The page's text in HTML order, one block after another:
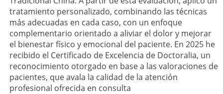
tratamiento personalizado, combinando las técnicas
más adecuadas en cada caso, con un enfoque
complementario orientado a aliviar el dolor y mejorar
el bienestar físico y emocional del paciente. En 2025 he
recibido el Certificado de Excelencia de Doctoralia, un
reconocimiento otorgado en base a las valoraciones de
pacientes, que avala la calidad de la atención
profesional ofrecida en consulta